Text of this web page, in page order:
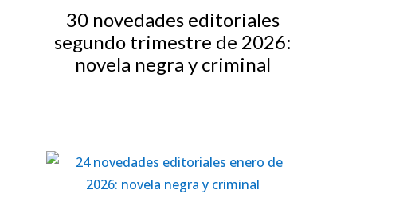
30 novedades editoriales
segundo trimestre de 2026:
novela negra y criminal